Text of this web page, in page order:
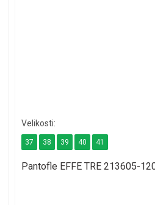
Pantofle EFFE TRE 213605-
37 38 39 40 41